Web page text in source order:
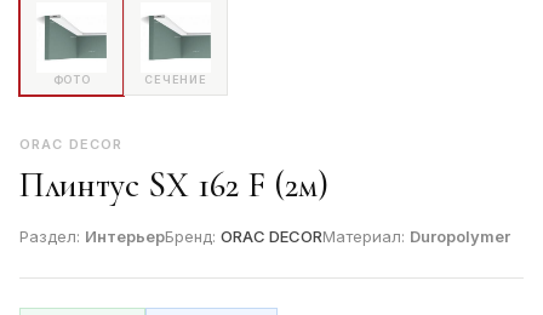
ФОТО СЕЧЕНИЕ
ORAC DECOR
Плинтус SX 162 F (2м)
Раздел: ИнтерьерБренд: ORAC DECORМатериал: Duropolymer